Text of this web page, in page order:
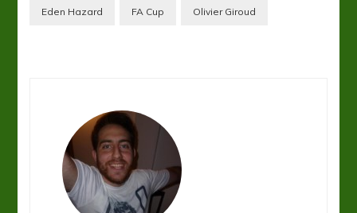
Eden Hazard FA Cup Olivier Giroud